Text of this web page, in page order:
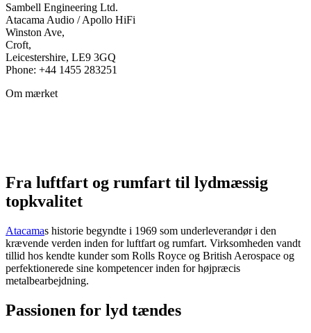
Sambell Engineering Ltd.
Atacama Audio / Apollo HiFi
Winston Ave,
Croft,
Leicestershire, LE9 3GQ
Phone: +44 1455 283251
Om mærket
Fra luftfart og rumfart til lydmæssig
topkvalitet
Atacamas historie begyndte i 1969 som underleverandør i den
krævende verden inden for luftfart og rumfart. Virksomheden vandt
tillid hos kendte kunder som Rolls Royce og British Aerospace og
perfektionerede sine kompetencer inden for højpræcis
metalbearbejdning.
Passionen for lyd tændes